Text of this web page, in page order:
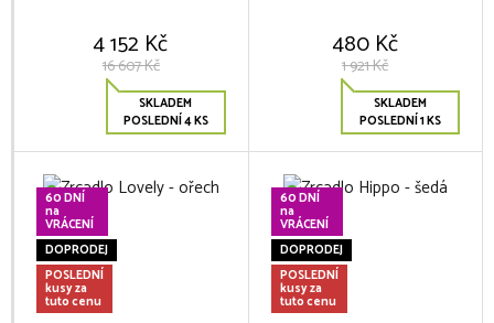
4 152 Kč
16 607 Kč
SKLADEM
POSLEDNÍ 4 KS
480 Kč
1 921 Kč
SKLADEM
POSLEDNÍ 1 KS
60 DNÍ
na
VRÁCENÍ
DOPRODEJ
POSLEDNÍ
kusy za
tuto cenu
60 DNÍ
na
VRÁCENÍ
DOPRODEJ
POSLEDNÍ
kusy za
tuto cenu